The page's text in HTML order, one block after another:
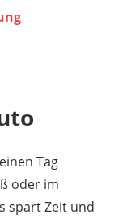
Tag
oder im
spart Zeit und